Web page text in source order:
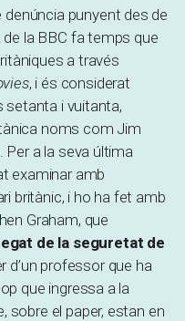
punyent des de
la BBC fa temps que
a través
, i és considerat
setanta i vuitanta,
noms com Jim
Per a la seva última
examinar amb
britànic, i ho ha fet amb
Graham, que
de la seguretat de
d’un professor que ha
que ingressa a la
sobre el paper, estan en